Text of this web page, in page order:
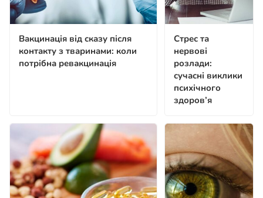
Вакцинація від сказу після
контакту з тваринами: коли
потрібна ревакцинація
Стрес та
нервові
розлади:
сучасні виклики
психічного
здоров’я